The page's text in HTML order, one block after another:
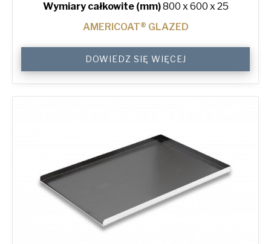
Wymiary całkowite (mm)800 x 600 x 25
AMERICOAT® GLAZED
Peel
Lip
Plain
DOWIEDZ SIĘ WIĘCEJ